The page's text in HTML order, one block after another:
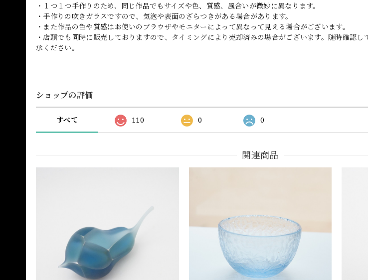
・１つ１つ手作りのため、同じ作品でもサイズや色、質感、風合いが微妙に異なります。
・手作りの吹きガラスですので、気泡や表面のざらつきがある場合があります。
・また作品の色や質感はお使いのブラウザやモニターによって異なって見える場合がございます。
・店頭でも同時に販売しておりますので、タイミングにより売却済みの場合がございます。随時確認
承ください。
ショップの評価
すべて 110 0 0
関連商品